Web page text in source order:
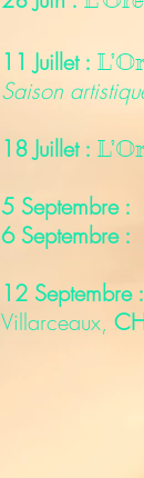
11 Juillet :
Saison
18 Juillet :
5 Septembre :
6 Septembre :
12 Septembre :
Villarceaux,